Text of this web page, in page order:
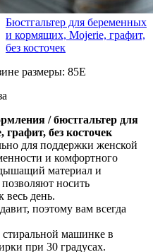
Бюстгальтер для беременных
и кормящих, Mojerie, графит,
без косточек
размеры: 85Е
/ бюстгальтер для
без косточек
для поддержки женской
и комфортного
материал и
носить
день.
поэтому вам всегда
машинке в
при 30 градусах.